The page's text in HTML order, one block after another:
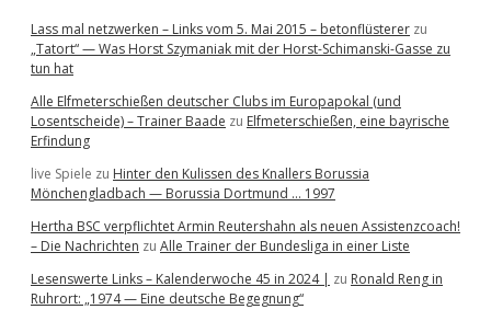
Lass mal netzwerken – Links vom 5. Mai 2015 – betonflüsterer zu
„Tatort“ — Was Horst Szymaniak mit der Horst-Schimanski-Gasse zu
tun hat
Alle Elfmeterschießen deutscher Clubs im Europapokal (und
Losentscheide) – Trainer Baade zu Elfmeterschießen, eine bayrische
Erfindung
live Spiele zu Hinter den Kulissen des Knallers Borussia
Mönchengladbach — Borussia Dortmund … 1997
Hertha BSC verpflichtet Armin Reutershahn als neuen Assistenzcoach!
– Die Nachrichten zu Alle Trainer der Bundesliga in einer Liste
Lesenswerte Links – Kalenderwoche 45 in 2024 | zu Ronald Reng in
Ruhrort: „1974 — Eine deutsche Begegnung“